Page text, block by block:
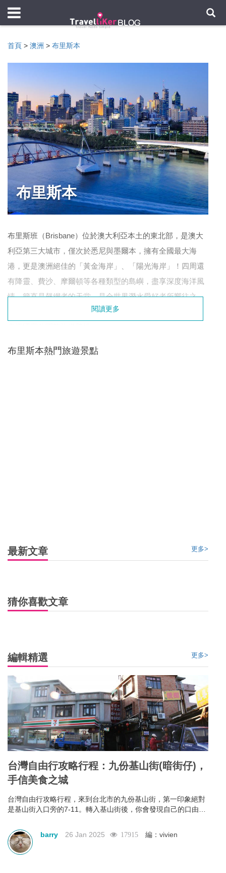
首頁 > 澳洲 > 布里斯本
布里斯本
布里斯班（Brisbane）位於澳大利亞本土的東北部，是澳大
利亞第三大城市，僅次於悉尼與墨爾本，擁有全國最大海
港，更是澳洲絕佳的「黃金海岸」、「陽光海岸」！四周還
有降靈、費沙、摩爾頓等各種類型的島嶼，盡享深度海洋風
情，簡直是飆網者的天堂，是全世界潛水愛好者所嚮往之
地！只要搭乘火車即可直達凱恩斯、黃金海岸、陽光海岸、
的，加之這時候是最適合參加各類水上運動及潛水。
閱讀更多
布里斯本熱門旅遊景點
最新文章 更多>
猜你喜歡文章
編輯精選 更多>
台灣自由行攻略行程：九份基山街(暗街仔)，
手信美食之城
台灣自由行攻略行程，來到台北市的九份基山街，第一印象絕對
是基山街入口旁的7-11。轉入基山街後，你會發現自己的口由你
整條街上林立滿目的美食。有深坑烤臭豆腐、九份傳統魚丸、綜
合魚丸湯、紅糟素肉圓、花生卷、油蔥粿、芋仔粿等等。基山街
絕對是追求keep fit體態的人，特別是女士門的一大挑戰。
barry 26 Jan 2025 17915 編：vivien